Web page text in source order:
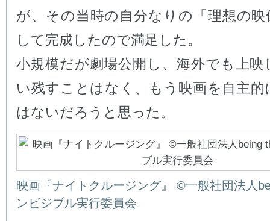
が、その当時の自分なりの「理想の映
して完成したので満足した。
小規模だが劇場公開し、海外でも上映
い残すことはなく、もう映画を自主的
はないだろうと思った。
映画『ナイトクルージング』 ©一般社団法人
ンビジブル実行委員会